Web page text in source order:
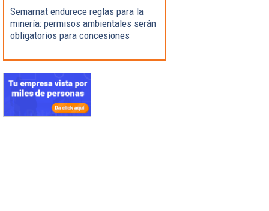
Semarnat endurece reglas para la
minería: permisos ambientales serán
obligatorios para concesiones